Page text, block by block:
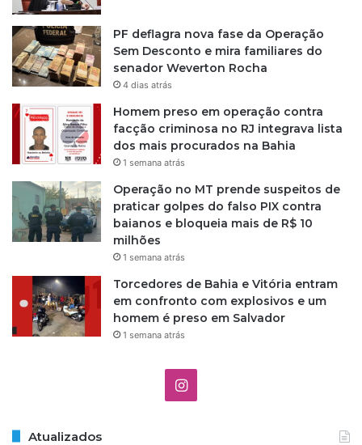
PF deflagra nova fase da Operação
Sem Desconto e mira familiares do
senador Weverton Rocha
4 dias atrás
Homem preso em operação contra
facção criminosa no RJ integrava lista
dos mais procurados na Bahia
1 semana atrás
Operação no MT prende suspeitos de
praticar golpes do falso PIX contra
baianos e bloqueia mais de R$ 10
milhões
1 semana atrás
Torcedores de Bahia e Vitória entram
em confronto com explosivos e um
homem é preso em Salvador
1 semana atrás
I
Atualizados